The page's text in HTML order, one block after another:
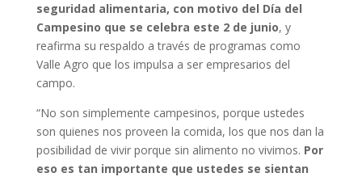
seguridad alimentaria, con motivo del Día del
Campesino que se celebra este 2 de junio, y
reafirma su respaldo a través de programas como
Valle Agro que los impulsa a ser empresarios del
campo.
“No son simplemente campesinos, porque ustedes
son quienes nos proveen la comida, los que nos dan la
posibilidad de vivir porque sin alimento no vivimos. Por
eso es tan importante que ustedes se sientan